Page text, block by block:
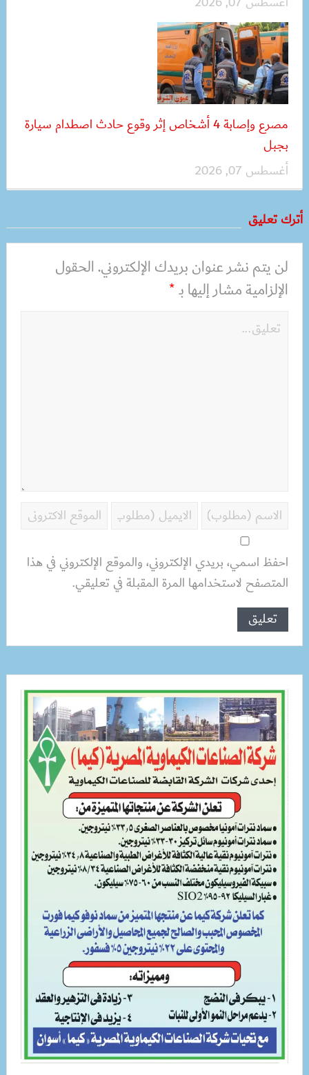
مصرع وإصابة 4 أشخاص إثر وقوع حادث اصطدام سيارة
بجبل
أغسطس 07, 2026
أترك تعليق
لن يتم نشر عنوان بريدك الإلكتروني.الحقول
الإلزامية مشار إليها بـ*
احفظ اسمي، بريدي الإلكتروني، والموقع الإلكتروني في هذا
المتصفح لاستخدامها المرة المقبلة في تعليقي.